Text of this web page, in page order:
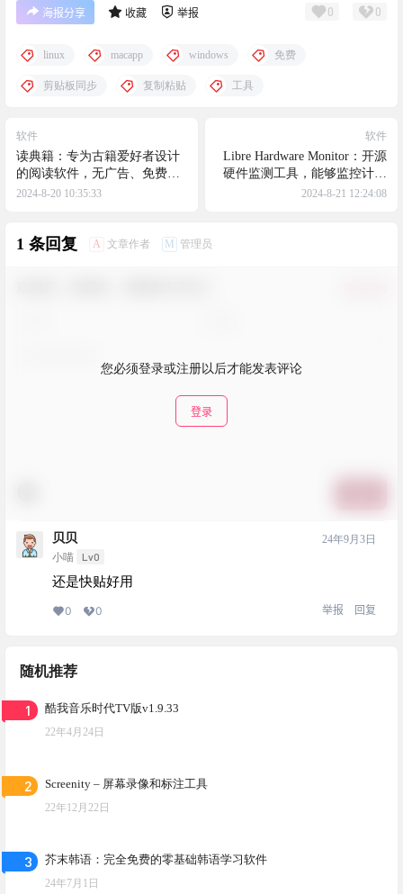
海报分享 收藏 举报 0 0
linux macapp windows 免费
剪贴板同步 复制粘贴 工具
软件
读典籍：专为古籍爱好者设计
的阅读软件，无广告、免费的
专业古籍阅读软件
2024-8-20 10:35:33
软件
Libre Hardware Monitor：开源
硬件监测工具，能够监控计算
机的温度传感器、风扇速度、
2024-8-21 12:24:08
1 条回复 A 文章作者 M 管理员
您必须登录或注册以后才能发表评论
登录
贝贝
小喵 Lv0
24年9月3日
还是快贴好用
0 0 举报 回复
随机推荐
1 酷我音乐时代TV版v1.9.33
22年4月24日
2 Screenity – 屏幕录像和标注工具
22年12月22日
3 芥末韩语：完全免费的零基础韩语学习软件
24年7月1日